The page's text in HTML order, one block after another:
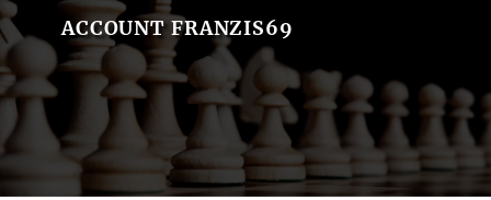
ACCOUNT FRANZIS69